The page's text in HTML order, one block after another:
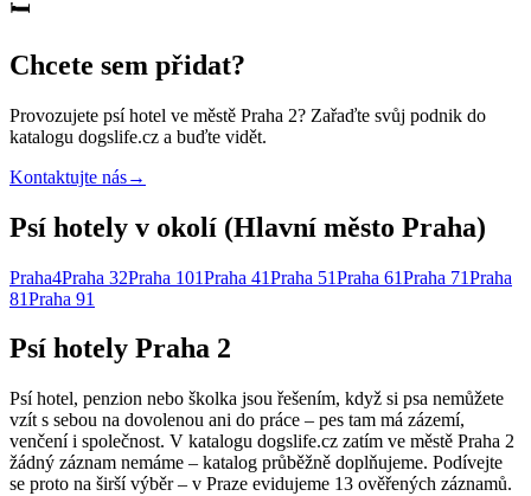
🛏️
Chcete sem přidat?
Provozujete psí hotel ve městě Praha 2? Zařaďte svůj podnik do
katalogu dogslife.cz a buďte vidět.
Kontaktujte nás→
Psí hotely v okolí (Hlavní město Praha)
Praha4Praha 32Praha 101Praha 41Praha 51Praha 61Praha 71Praha
81Praha 91
Psí hotely Praha 2
Psí hotel, penzion nebo školka jsou řešením, když si psa nemůžete
vzít s sebou na dovolenou ani do práce – pes tam má zázemí,
venčení i společnost. V katalogu dogslife.cz zatím ve městě Praha 2
žádný záznam nemáme – katalog průběžně doplňujeme. Podívejte
se proto na širší výběr – v Praze evidujeme 13 ověřených záznamů.